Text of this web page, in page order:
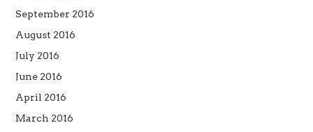
September 2016
August 2016
July 2016
June 2016
April 2016
March 2016